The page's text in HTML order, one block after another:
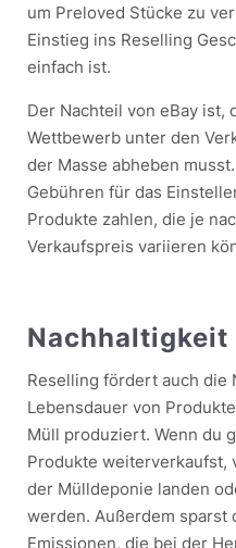
um Preloved Stücke zu
Einstieg ins Reselling
einfach ist.
Der Nachteil von eBay ist,
Wettbewerb unter den
der Masse abheben
Gebühren für das
Produkte zahlen, die je
Verkaufspreis variieren
Nachhaltigkeit
Reselling fördert auch die
Lebensdauer von
Müll produziert. Wenn du
Produkte weiterverkaufst,
der Mülldeponie landen
werden. Außerdem sparst
Emissionen, die bei der